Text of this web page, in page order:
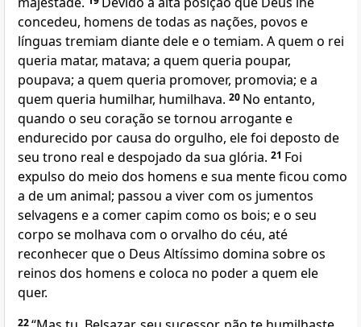
concedeu, homens de todas as nações, povos e
línguas tremiam diante dele e o temiam. A quem o rei
queria matar, matava; a quem queria poupar,
poupava; a quem queria promover, promovia; e a
quem queria humilhar, humilhava. 20 No entanto,
quando o seu coração se tornou arrogante e
endurecido por causa do orgulho, ele foi deposto de
seu trono real e despojado da sua glória. 21 Foi
expulso do meio dos homens e sua mente ficou como
a de um animal; passou a viver com os jumentos
selvagens e a comer capim como os bois; e o seu
corpo se molhava com o orvalho do céu, até
reconhecer que o Deus Altíssimo domina sobre os
reinos dos homens e coloca no poder a quem ele
quer.
22